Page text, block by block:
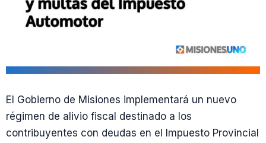
El Gobierno de Misiones implementará un nuevo
régimen de alivio fiscal destinado a los
contribuyentes con deudas en el Impuesto Provincial